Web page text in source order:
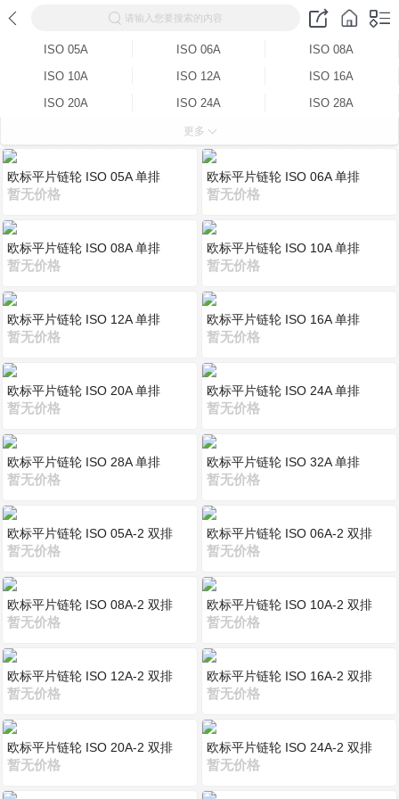
请输入您要搜索的内容
ISO 05A ISO 06A
ISO 08A
ISO 10A
ISO 12A
ISO 16A
ISO 20A
ISO 24A
ISO 28A
ISO 05A-2
ISO 10A-2
ISO 16A-2
ISO 20A-2
ISO 24A-2
更多
欧标平片链轮 ISO 05A 单排
暂无价格
欧标平片链轮 ISO 08A 单排
暂无价格
欧标平片链轮 ISO 12A 单排
暂无价格
欧标平片链轮 ISO 20A 单排
暂无价格
欧标平片链轮 ISO 28A 单排
暂无价格
欧标平片链轮 ISO 05A-2 双排
暂无价格
欧标平片链轮 ISO 08A-2 双排
暂无价格
欧标平片链轮 ISO 12A-2 双排
暂无价格
欧标平片链轮 ISO 20A-2 双排
暂无价格
欧标平片链轮 ISO 06A 单排
暂无价格
欧标平片链轮 ISO 10A 单排
暂无价格
欧标平片链轮 ISO 16A 单排
暂无价格
欧标平片链轮 ISO 24A 单排
暂无价格
欧标平片链轮 ISO 32A 单排
暂无价格
欧标平片链轮 ISO 06A-2 双排
暂无价格
欧标平片链轮 ISO 10A-2 双排
暂无价格
欧标平片链轮 ISO 16A-2 双排
暂无价格
欧标平片链轮 ISO 24A-2 双排
暂无价格